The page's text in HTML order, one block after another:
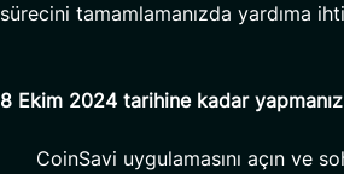
sürecini tamamlamanızda yardıma
8 Ekim 2024 tarihine kadar
CoinSavi uygulamasını açın ve